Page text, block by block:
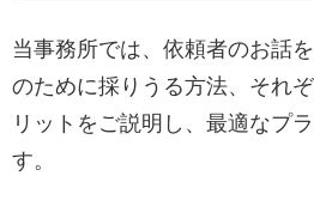
当事務所では、依頼者のお話
のために採りうる方法、それ
リットをご説明し、最適なプ
す。